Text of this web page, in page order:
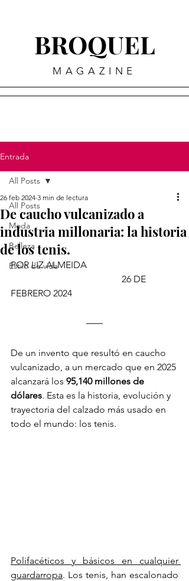
BROQUEL
MAGAZINE
Entrada
All Posts
Moda
Belleza
Estilo de vida
All Posts
De caucho vulcanizado a
industria millonaria: la historia
de los tenis.
26 feb 2024 3 min de lectura
POR LIZ ALMEIDA
                                               26 DE
FEBRERO 2024
De un invento que resultó en caucho
vulcanizado, a un mercado que en 2025
alcanzará los 95,140 millones de
dólares. Esta es la historia, evolución y
trayectoria del calzado más usado en
todo el mundo: los tenis.
Polifacéticos y básicos en cualquier
guardarropa. Los tenis, han escalonado